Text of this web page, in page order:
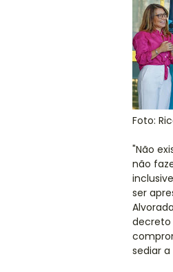
Foto:
"Não
não
ser
decreto
sediar